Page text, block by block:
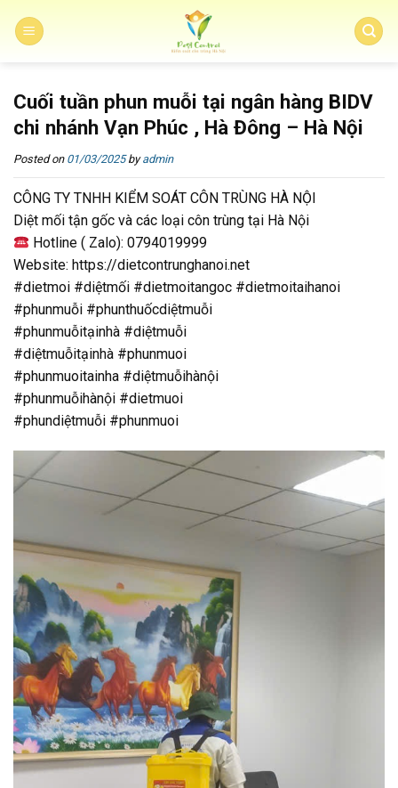
Cuối tuần phun muỗi tại ngân hàng BIDV
chi nhánh Vạn Phúc , Hà Đông – Hà Nội
Posted on 01/03/2025byadmin
CÔNG TY TNHH KIỂM SOÁT CÔN TRÙNG HÀ NỘI
Diệt mối tận gốc và các loại côn trùng tại Hà Nội
Hotline ( Zalo): 0794019999
Website: https://dietcontrunghanoi.net
#dietmoi #diệtmối #dietmoitangoc #dietmoitaihanoi
#phunmuỗi #phunthuốcdiệtmuỗi
#phunmuỗitạinhà #diệtmuỗi
#diệtmuỗitạinhà #phunmuoi
#phunmuoitainha #diệtmuỗihànội
#phunmuỗihànội #dietmuoi
#phundiệtmuỗi #phunmuoi